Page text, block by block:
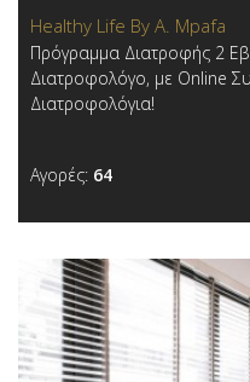
Healthy Life By A. Mpafa
Πρόγραμμα Διατροφής 2
Διατροφολόγο, με Online
Διατροφολόγια!
Αγορές: 64